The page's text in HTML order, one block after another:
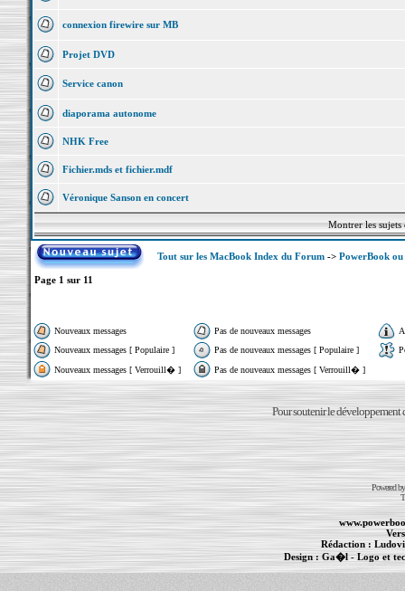
connexion firewire sur MB
Projet DVD
Service canon
diaporama autonome
NHK Free
Fichier.mds et fichier.mdf
Véronique Sanson en concert
Montrer les
Tout sur les MacBook Index du Forum-> PowerBook
Page 1 sur 11
Nouveaux messages Pas de nouveaux messages
Nouveaux messages [ Populaire ]
Pas de nouveaux messages [ Populaire ]
Nouveaux messages [ Verrouill� ]
Pas de nouveaux messages [ Verrouill� ]
Pour soutenir le développement
Powered
Rédaction :
Design : Ga�l- Logo et
Informations : PowerBook - MacBook Pro